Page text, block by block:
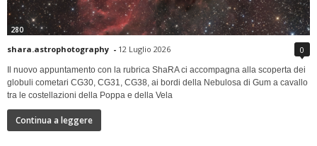
280
shara.astrophotography - 12 Luglio 2026 0
Il nuovo appuntamento con la rubrica ShaRA ci accompagna alla scoperta dei
globuli cometari CG30, CG31, CG38, ai bordi della Nebulosa di Gum a cavallo
tra le costellazioni della Poppa e della Vela
Continua a leggere